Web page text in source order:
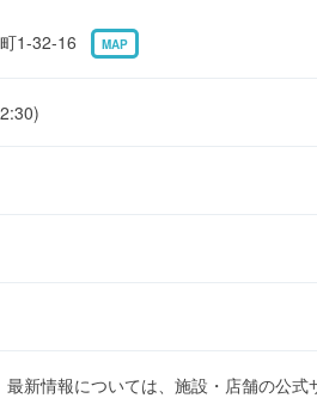
1-32-16
MAP
新情報については、施設・店舗の公式